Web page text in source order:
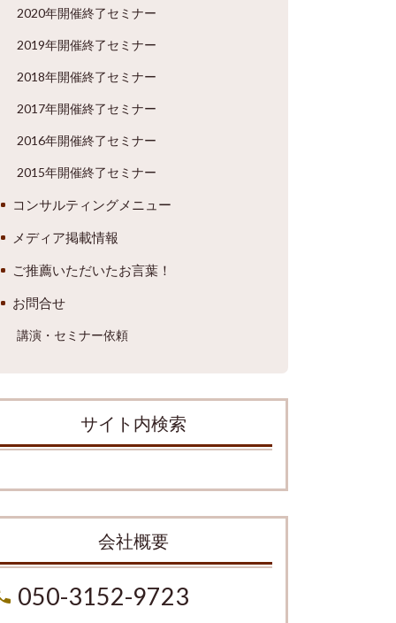
2020年開催終了セミナー
2019年開催終了セミナー
2018年開催終了セミナー
2017年開催終了セミナー
2016年開催終了セミナー
2015年開催終了セミナー
コンサルティングメニュー
メディア掲載情報
ご推薦いただいたお言葉！
お問合せ
講演・セミナー依頼
サイト内検索
会社概要
050-3152-9723